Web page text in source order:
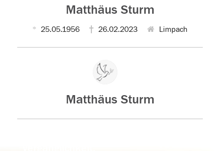
Matthäus Sturm
25.05.1956 26.02.2023 Limpach
Matthäus Sturm